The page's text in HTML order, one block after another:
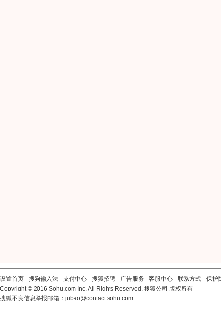
设置首页 - 搜狗输入法 - 支付中心 - 搜狐招聘 - 广告服务 - 客服中心 - 联系方式 - 保护
Copyright© 2016 Sohu.com Inc. All Rights Reserved. 搜狐公司 版权所有
搜狐不良信息举报邮箱： jubao@contact.sohu.com